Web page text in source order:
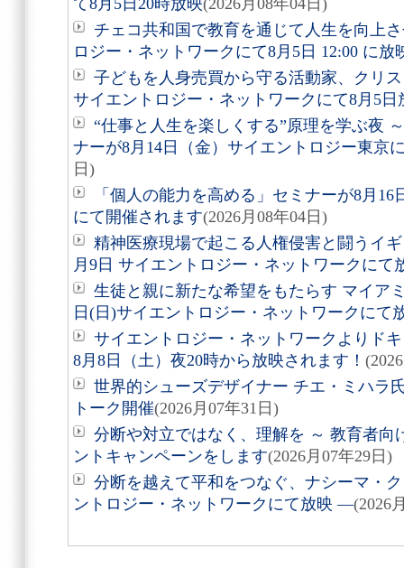
て8月5日20時放映(2026月08年04日)
チェコ共和国で教育を通じて人生を向上
ロジー・ネットワークにて8月5日 12:00 に放
子どもを人身売買から守る活動家、クリ
サイエントロジー・ネットワークにて8月5
“仕事と人生を楽しくする”原理を学ぶ夜
ナーが8月14日（金）サイエントロジー東京
日)
「個人の能力を高める」セミナーが8月
にて開催されます(2026月08年04日)
精神医療現場で起こる人権侵害と闘うイ
月9日 サイエントロジー・ネットワークにて
生徒と親に新たな希望をもたらす マイア
日(日)サイエントロジー・ネットワークにて
サイエントロジー・ネットワークよりド
8月8日（土）夜20時から放映されます！
世界的シューズデザイナー チエ・ミハラ
トーク開催(2026月07年31日)
分断や対立ではなく、理解を ～ 教育者向
ントキャンペーンをします(2026月07年29日)
分断を越えて平和をつなぐ、ナシーマ・
ントロジー・ネットワークにて放映 ―(2026